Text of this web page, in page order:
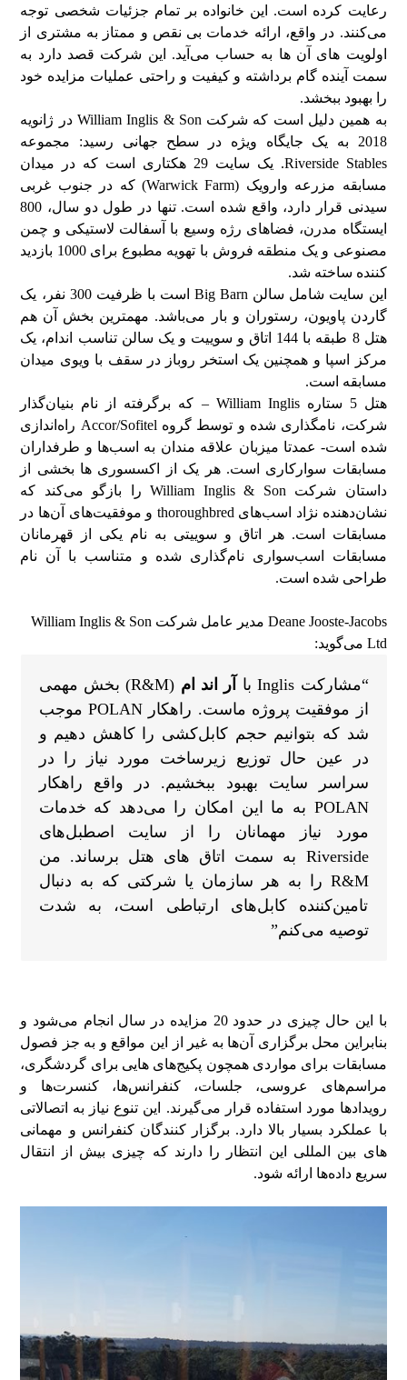
رعایت کرده است. این خانواده بر تمام جزئیات شخصی توجه
می‌کنند. در واقع، ارائه خدمات بی نقص و ممتاز به مشتری از
اولویت های آن ها به حساب می‌آید. این شرکت قصد دارد به
سمت آینده گام برداشته و کیفیت و راحتی عملیات مزایده خود
را بهبود ببخشد.
به همین دلیل است که شرکت William Inglis & Son در ژانویه
2018 به یک جایگاه ویژه در سطح جهانی رسید: مجموعه
Riverside Stables. یک سایت 29 هکتاری است که در میدان
مسابقه مزرعه وارویک (Warwick Farm) که در جنوب غربی
سیدنی قرار دارد، واقع شده است. تنها در طول دو سال، 800
ایستگاه مدرن، فضاهای رژه وسیع با آسفالت لاستیکی و چمن
مصنوعی و یک منطقه فروش با تهویه مطبوع برای 1000 بازدید
کننده ساخته شد.
این سایت شامل سالن Big Barn است با ظرفیت 300 نفر، یک
گاردن پاویون، رستوران و بار می‌باشد. مهمترین بخش آن هم
هتل 8 طبقه با 144 اتاق و سوییت و یک سالن تناسب اندام، یک
مرکز اسپا و همچنین یک استخر روباز در سقف با ویوی میدان
مسابقه است.
هتل 5 ستاره William Inglis – که برگرفته از نام بنیان‌گذار
شرکت، نامگذاری شده و توسط گروه Accor/Sofitel راه‌اندازی
شده است- عمدتا میزبان علاقه مندان به اسب‌ها و طرفداران
مسابقات سوارکاری است. هر یک از اکسسوری ها بخشی از
داستان شرکت William Inglis & Son را بازگو می‌کند که
نشان‌دهنده نژاد اسب‌های thoroughbred و موفقیت‌های آن‌ها در
مسابقات است. هر اتاق و سوییتی به نام یکی از قهرمانان
مسابقات اسب‌سواری نام‌گذاری شده و متناسب با آن نام
طراحی شده است.
Deane Jooste-Jacobs مدیر عامل شرکت William Inglis & Son
Ltd می‌گوید:
“مشارکت Inglis با آر اند ام
(R&M) بخش مهمی
از موفقیت پروژه ماست. راهکار POLAN موجب
شد که بتوانیم حجم کابل‌کشی را کاهش دهیم و
در عین حال توزیع زیرساخت مورد نیاز را در
سراسر سایت بهبود ببخشیم. در واقع راهکار
POLAN به ما این امکان را می‌دهد که خدمات
مورد نیاز مهمانان را از سایت اصطبل‌های
Riverside به سمت اتاق های هتل برساند. من
R&M را به هر سازمان یا شرکتی که به دنبال
تامین‌کننده کابل‌های ارتباطی است، به شدت
توصیه می‌کنم”
با این حال چیزی در حدود 20 مزایده در سال انجام می‌شود و
بنابراین محل برگزاری آن‌ها به غیر از این مواقع و به جز فصول
مسابقات برای مواردی همچون پکیج‌های هایی برای گردشگری،
مراسم‌‌های عروسی، جلسات، کنفرانس‌ها، کنسرت‌ها و
رویدادها مورد استفاده قرار می‌گیرند. این تنوع نیاز به اتصالاتی
با عملکرد بسیار بالا دارد. برگزار کنندگان کنفرانس‌ و مهمانی
های بین المللی این انتظار را دارند که چیزی بیش از انتقال
سریع داده‌ها ارائه شود.